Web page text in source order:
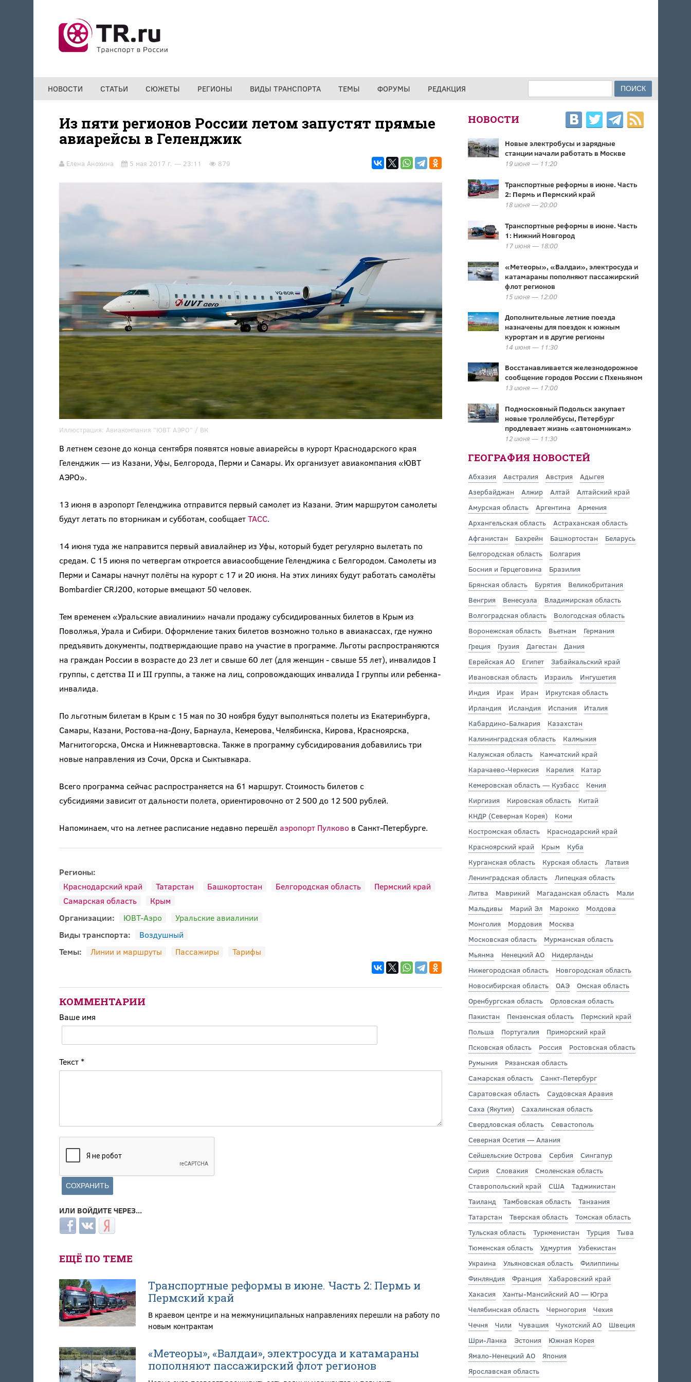
НОВОСТИ СТАТЬИ СЮЖЕТЫ РЕГИОНЫ ВИДЫ ТРАНСПОРТА ТЕМЫ ФОРУМЫ РЕДАКЦИЯ ФОРМА ПОИСКА
Из пяти регионов России летом запустят прямые
авиарейсы в Геленджик
Елена Анохина 5 мая 2017 г. — 23:11 879
Иллюстрация: Авиакомпания "ЮВТ АЭРО" / ВК
В летнем сезоне до конца сентября появятся новые авиарейсы в курорт Краснодарского края
Геленджик — из Казани, Уфы, Белгорода, Перми и Самары. Их организует авиакомпания «ЮВТ
АЭРО».
13 июня в аэропорт Геленджика отправится первый самолет из Казани. Этим маршрутом самолеты
будут летать по вторникам и субботам, сообщаетТАСС.
14 июня туда же направится первый авиалайнер из Уфы, который будет регулярно вылетать по
средам. С 15 июня по четвергам откроется авиасообщение Геленджика с Белгородом. Самолеты из
Перми и Самары начнут полёты на курорт с 17 и 20 июня. На этих линиях будут работать самолёты
Bombardier CRJ200, которые вмещают 50 человек.
Тем временем «Уральские авиалинии» начали продажу субсидированных билетов в Крым из
Поволжья, Урала и Сибири. Оформление таких билетов возможно только в авиакассах, где нужно
предъявить документы, подтверждающие право на участие в программе. Льготы распространяются
на граждан России в возрасте до 23 лет и свыше 60 лет (для женщин - свыше 55 лет), инвалидов I
группы, с детства II и III группы, а также на лиц, сопровождающих инвалида I группы или ребенка-
инвалида.
По льготным билетам в Крым с 15 мая по 30 ноября будут выполняться полеты из Екатеринбурга,
Самары, Казани, Ростова-на-Дону, Барнаула, Кемерова, Челябинска, Кирова, Красноярска,
Магнитогорска, Омска и Нижневартовска. Также в программу субсидирования добавились три
новые направления из Сочи, Орска и Сыктывкара.
Всего программа сейчас распространяется на 61 маршрут. Стоимость билетов с
субсидиями зависит от дальности полета, ориентировочно от 2 500 до 12 500 рублей.
Напоминаем, что на летнее расписание недавно перешёл аэропорт Пулково в Санкт-Петербурге.
Регионы:
Краснодарский край
Татарстан Башкортостан Белгородская область
Пермский край
Самарская область
Крым
Организации:
ЮВТ-Аэро
Уральские авиалинии
Виды транспорта:
Воздушный
Темы:
Линии и маршруты Пассажиры Тарифы
КОММЕНТАРИИ
Ваше имя
Текст *
ИЛИ ВОЙДИТЕ ЧЕРЕЗ...
Login with Facebook
Login with ВКонтакте
Login with Яндекс
ЕЩЁ ПО ТЕМЕ
Транспортные реформы в июне. Часть 2: Пермь и
Пермский край
В краевом центре и на межмуниципальных направлениях перешли на работу по
новым контрактам
«Метеоры», «Валдаи», электросуда и катамараны
пополняют пассажирский флот регионов
НОВОСТИ
Новые электробусы и зарядные
станции начали работать в Москве
19 июня — 11:20
Транспортные реформы в июне. Часть
2: Пермь и Пермский край
18 июня — 20:00
Транспортные реформы в июне. Часть
1: Нижний Новгород
17 июня — 18:00
«Метеоры», «Валдаи», электросуда и
катамараны пополняют пассажирский
флот регионов
15 июня — 12:00
Дополнительные летние поезда
назначены для поездок к южным
курортам и в другие регионы
14 июня — 11:30
Восстанавливается железнодорожное
сообщение городов России с Пхеньяном
13 июня — 17:00
Подмосковный Подольск закупает
новые троллейбусы, Петербург
продлевает жизнь «автономникам»
12 июня — 11:30
ГЕОГРАФИЯ НОВОСТЕЙ
Абхазия Австралия Австрия
Адыгея
Азербайджан
Алжир Алтай
Алтайский край
Амурская область
Аргентина
Армения
Архангельская область
Астраханская область
Афганистан
Бахрейн Башкортостан
Беларусь
Белгородская область
Болгария
Босния и Герцеговина
Бразилия
Брянская область
Бурятия
Великобритания
Венгрия
Венесуэла
Владимирская область
Волгоградская область
Вологодская область
Воронежская область
Вьетнам
Германия
Греция
Грузия Дагестан
Дания
Еврейская АО
Египет
Забайкальский край
Ивановская область
Израиль
Ингушетия
Индия
Ирак Иран
Иркутская область
Ирландия
Исландия Испания
Италия
Кабардино-Балкария
Казахстан
Калининградская область
Калмыкия
Калужская область
Камчатский край
Карачаево-Черкесия
Карелия
Катар
Кемеровская область — Кузбасс
Кения
Киргизия
Кировская область
Китай
КНДР (Северная Корея)
Коми
Костромская область
Краснодарский край
Красноярский край
Крым
Куба
Курганская область
Курская область
Латвия
Ленинградская область
Липецкая область
Литва
Маврикий Магаданская область
Мали
Мальдивы
Марий Эл Марокко
Молдова
Монголия
Мордовия
Москва
Московская область
Мурманская область
Мьянма
Ненецкий АО
Нидерланды
Нижегородская область
Новгородская область
Новосибирская область
ОАЭ
Омская область
Оренбургская область
Орловская область
Пакистан
Пензенская область
Пермский край
Польша
Португалия
Приморский край
Псковская область
Россия
Ростовская область
Румыния
Рязанская область
Самарская область
Санкт-Петербург
Саратовская область
Саудовская Аравия
Саха (Якутия)
Сахалинская область
Свердловская область
Севастополь
Северная Осетия — Алания
Сейшельские Острова
Сербия
Сингапур
Сирия
Словакия
Смоленская область
Ставропольский край
США
Таджикистан
Таиланд
Тамбовская область
Танзания
Татарстан
Тверская область
Томская область
Тульская область
Туркменистан Турция
Тыва
Тюменская область
Удмуртия
Узбекистан
Украина
Ульяновская область
Филиппины
Финляндия
Франция
Хабаровский край
Хакасия
Ханты-Мансийский АО — Югра
Челябинская область
Черногория
Чехия
Чечня
Чили Чувашия Чукотский АО
Швеция
Шри-Ланка
Эстония
Южная Корея
Ямало-Ненецкий АО
Япония
Ярославская область